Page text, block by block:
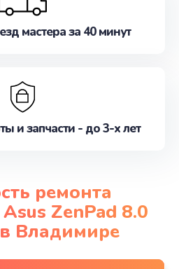
мастера за 40 минут
и запчасти - до 3-х лет
ремонта
ZenPad 8.0
Владимире